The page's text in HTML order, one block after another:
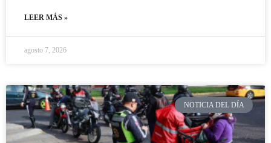
LEER MÁS »
agosto 7, 2026
NOTICIA DEL DÍA